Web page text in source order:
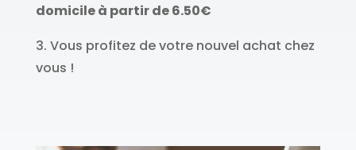
domicile à partir de 6.50€
3. Vous profitez de votre nouvel achat chez
vous !